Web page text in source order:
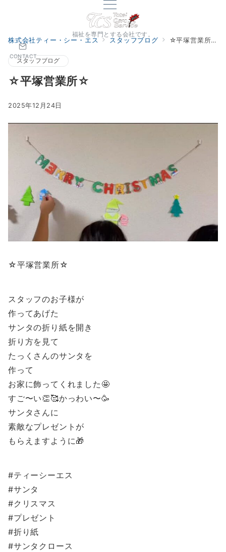
福祉を専門とする会社です。
CONTACT
株式会社ティー・シー・エス スタッフブログ ☆平塚営業所☆
スタッフブログ
☆平塚営業所☆
2025年12月24日
☆平塚営業所☆
スタッフのお子様が
作ってあげた
サンタの折り紙を開き
折り方を見て
たっくさんのサンタを
作って
お家に飾ってくれました🤩
すご〜い👏🥰かっわい〜🥳
サンタさんに
素敵なプレゼントが
もらえますように🎁
#ティーシーエス
#サンタ
#クリスマス
#プレゼント
#折り紙
#サンタクロース